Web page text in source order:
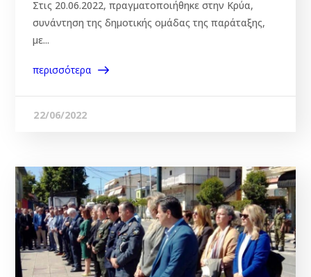
Στις 20.06.2022, πραγματοποιήθηκε στην Κρύα,
συνάντηση της δημοτικής ομάδας της παράταξης,
με...
περισσότερα
22/06/2022